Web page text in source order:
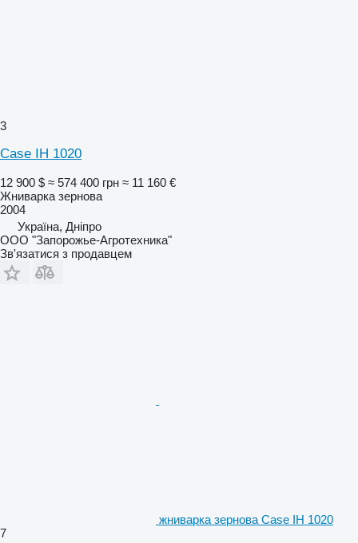
3
Case IH 1020
12 900 $ ≈ 574 400 грн ≈ 11 160 €
Жниварка зернова
2004
Україна, Дніпро
ООО "Запорожье-Агротехника"
Зв'язатися з продавцем
жниварка зернова Case IH 1020
7